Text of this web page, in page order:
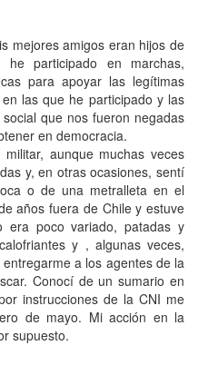
mejores amigos eran hijos de
participado en marchas,
para apoyar las legítimas
las que he participado y las
que nos fueron negadas
en democracia.
aunque muchas veces
y, en otras ocasiones, sentí
o de una metralleta en el
años fuera de Chile y estuve
era poco variado, patadas y
y , algunas veces,
a los agentes de la
Conocí de un sumario en
instrucciones de la CNI me
de mayo. Mi acción en la
supuesto.